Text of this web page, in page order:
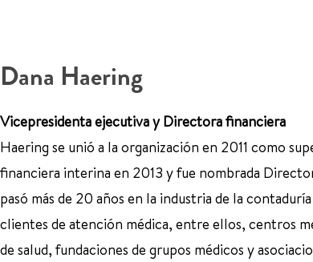
Dana Haering
Vicepresidenta ejecutiva y Directora financiera
Haering se unió a la organización en 2011 como
financiera interina en 2013 y fue nombrada
pasó más de 20 años en la industria de la
clientes de atención médica, entre ellos, centros
de salud, fundaciones de grupos médicos y